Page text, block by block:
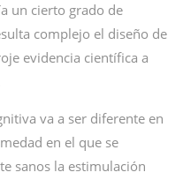
un cierto grado de
complejo el diseño de
evidencia científica a
va a ser diferente en
en el que se
sanos la estimulación